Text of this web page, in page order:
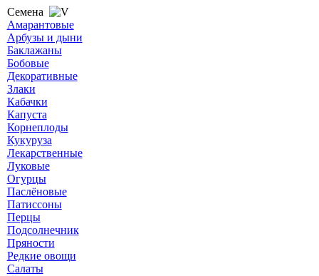
Семена
Амарантовые
Арбузы и дыни
Баклажаны
Бобовые
Декоративные
Злаки
Кабачки
Капуста
Корнеплоды
Кукуруза
Лекарственные
Луковые
Огурцы
Паслёновые
Патиссоны
Перцы
Подсолнечник
Пряности
Редкие овощи
Салаты